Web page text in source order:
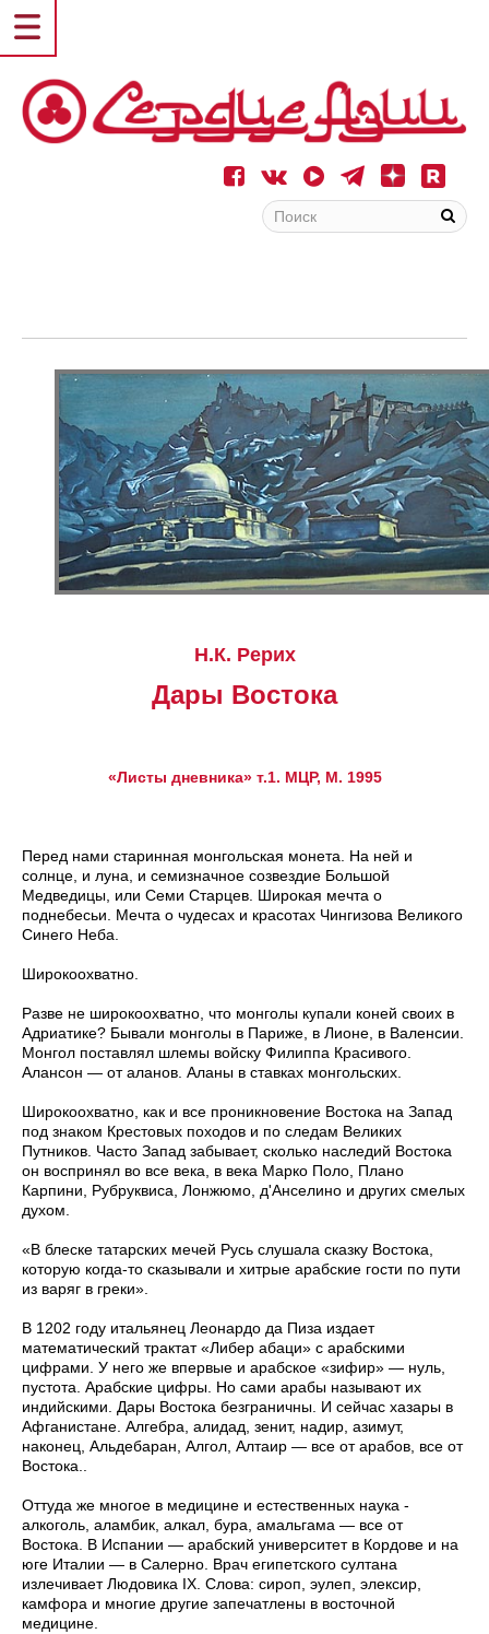
Н.К. Рерих
Дары Востока
«Листы дневника» т.1. МЦР, М. 1995
Перед нами старинная монгольская монета. На ней и
солнце, и луна, и семизначное созвездие Большой
Медведицы, или Семи Старцев. Широкая мечта о
поднебесьи. Мечта о чудесах и красотах Чингизова Великого
Синего Неба.
Широкоохватно.
Разве не широкоохватно, что монголы купали коней своих в
Адриатике? Бывали монголы в Париже, в Лионе, в Валенсии.
Монгол поставлял шлемы войску Филиппа Красивого.
Алансон — от аланов. Аланы в ставках монгольских.
Широкоохватно, как и все проникновение Востока на Запад
под знаком Крестовых походов и по следам Великих
Путников. Часто Запад забывает, сколько наследий Востока
он воспринял во все века, в века Марко Поло, Плано
Карпини, Рубруквиса, Лонжюмо, д'Анселино и других смелых
духом.
«В блеске татарских мечей Русь слушала сказку Востока,
которую когда-то сказывали и хитрые арабские гости по пути
из варяг в греки».
В 1202 году итальянец Леонардо да Пиза издает
математический трактат «Либер абаци» с арабскими
цифрами. У него же впервые и арабское «зифир» — нуль,
пустота. Арабские цифры. Но сами арабы называют их
индийскими. Дары Востока безграничны. И сейчас хазары в
Афганистане. Алгебра, алидад, зенит, надир, азимут,
наконец, Альдебаран, Алгол, Алтаир — все от арабов, все от
Востока..
Оттуда же многое в медицине и естественных наука -
алкоголь, аламбик, алкал, бура, амальгама — все от
Востока. В Испании — арабский университет в Кордове и на
юге Италии — в Салерно. Врач египетского султана
излечивает Людовика IX. Слова: сироп, эулеп, элексир,
камфора и многие другие запечатлены в восточной
медицине.